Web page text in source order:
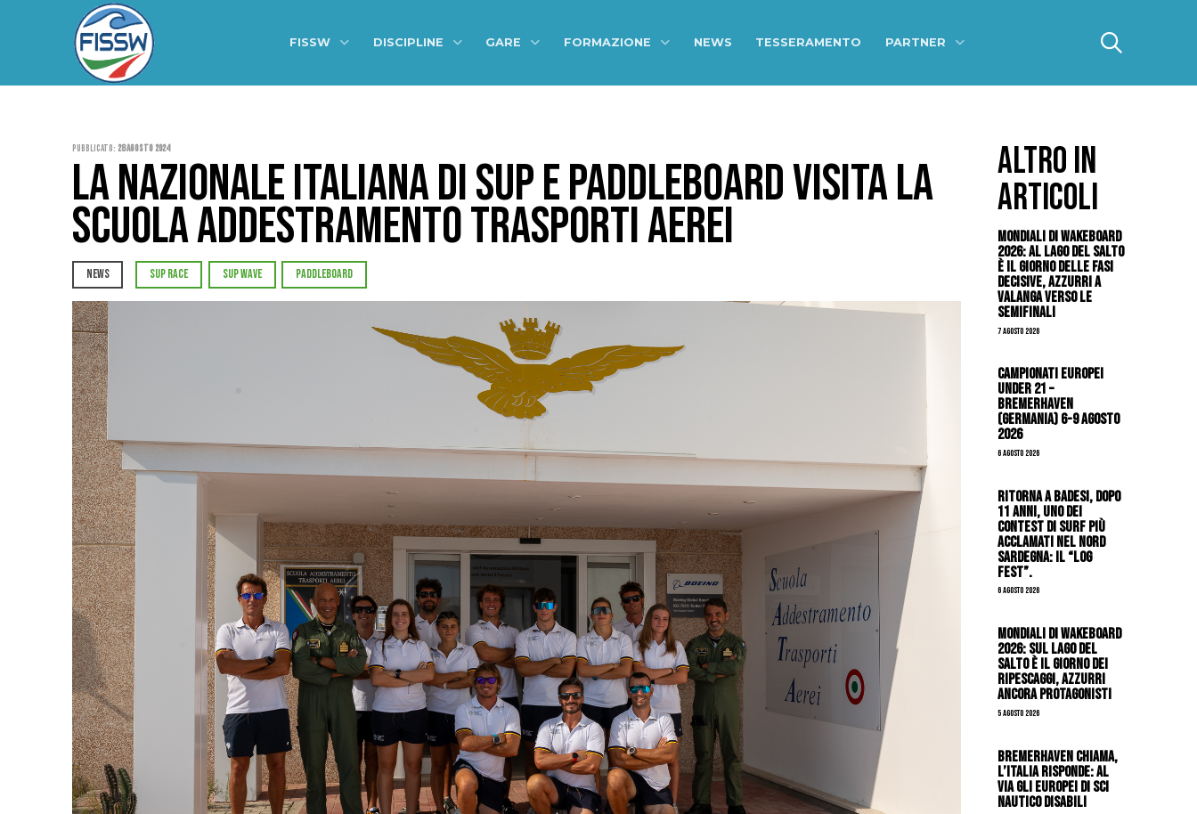
FISSW DISCIPLINE GARE FORMAZIONE NEWS TESSERAMENTO PARTNER
Pubblicato: 28 Agosto 2024
LA NAZIONALE ITALIANA DI SUP E PADDLEBOARD VISITA LA
SCUOLA ADDESTRAMENTO TRASPORTI AEREI
NEWS SUP RACE SUP WAVE PADDLEBOARD
ALTRO IN
ARTICOLI
Mondiali di Wakeboard
2026: al Lago del Salto
è il giorno delle fasi
decisive, azzurri a
valanga verso le
semifinali
7 Agosto 2026
Campionati Europei
Under 21 –
Bremerhaven
(Germania) 6-9 agosto
2026
6 Agosto 2026
Ritorna a Badesi, dopo
11 anni, uno dei
contest di surf più
acclamati nel nord
Sardegna: il “Log
Fest”.
6 Agosto 2026
Mondiali di Wakeboard
2026: sul Lago del
Salto è il giorno dei
ripescaggi, azzurri
ancora protagonisti
5 Agosto 2026
Bremerhaven chiama,
l’Italia risponde: al
via gli Europei di Sci
Nautico Disabili